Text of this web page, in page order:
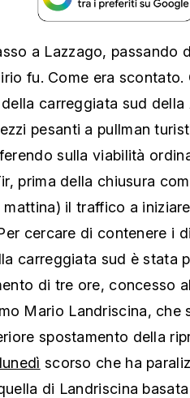
a Lazzago, passando
fu. Come era scontato.
carreggiata sud
pesanti a pullman
sulla viabilità
prima della chiusura
mattina) il traffico a
cercare di contenere i
carreggiata sud è stata
di tre ore, concesso
Mario Landriscina, che
spostamento della
scorso che ha
di Landriscina